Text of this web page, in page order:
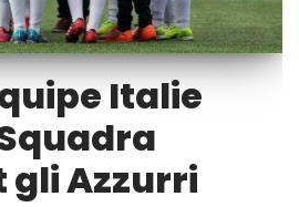
Italie
gli Azzurri